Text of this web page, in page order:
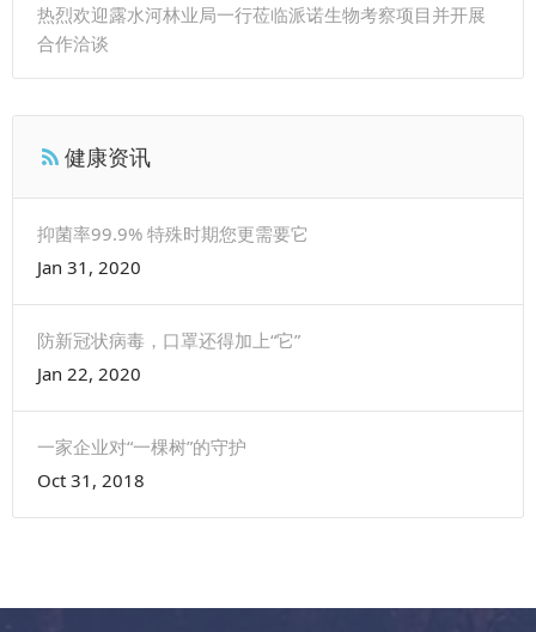
热烈欢迎露水河林业局一行莅临派诺生物考察项目并开展
合作洽谈
健康资讯
抑菌率99.9% 特殊时期您更需要它
Jan 31, 2020
防新冠状病毒，口罩还得加上“它”
Jan 22, 2020
一家企业对“一棵树”的守护
Oct 31, 2018